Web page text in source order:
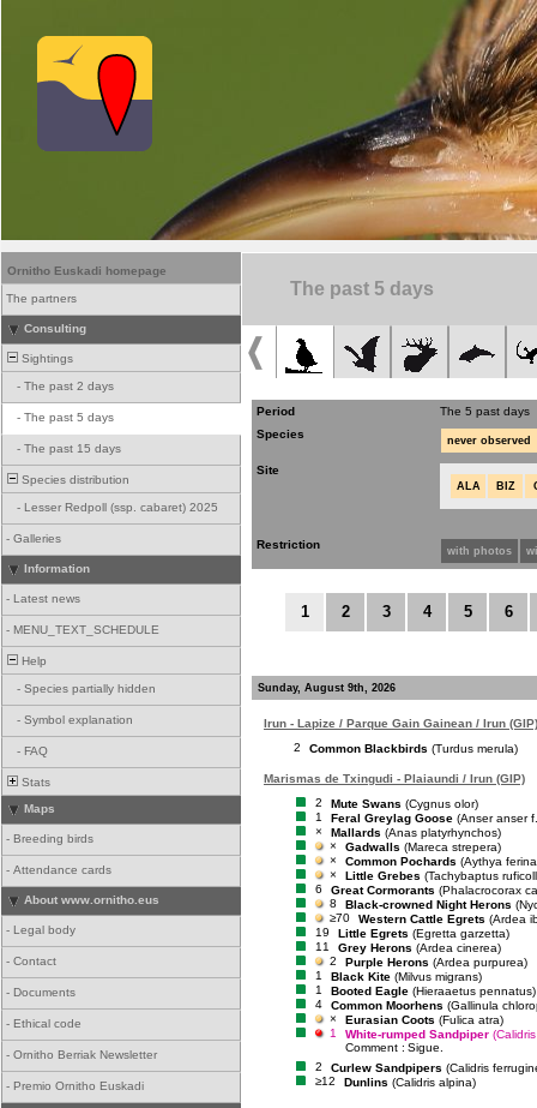
Ornitho Euskadi homepage
The partners
Consulting
Sightings
- The past 2 days
- The past 5 days
- The past 15 days
Species distribution
- Lesser Redpoll (ssp. cabaret) 2025
- Galleries
Information
- Latest news
- MENU_TEXT_SCHEDULE
Help
- Species partially hidden
- Symbol explanation
- FAQ
Stats
Maps
- Breeding birds
- Attendance cards
About www.ornitho.eus
- Legal body
- Contact
- Documents
- Ethical code
- Ornitho Berriak Newsletter
- Premio Ornitho Euskadi
The past 5 days
Period
The 5 past days
Species
never observed
Site
ALA BIZ
Restriction with photos
1 2 3 4 5 6
Sunday, August 9th, 2026
Irun - Lapize / Parque Gain Gainean / Irun (GIP)
2
Common Blackbirds (Turdus merula)
Marismas de Txingudi - Plaiaundi / Irun (GIP)
2
Mute Swans (Cygnus olor)
1
Feral Greylag Goose (Anser anser
×
Mallards (Anas platyrhynchos)
×
Gadwalls (Mareca strepera)
×
Common Pochards (Aythya
×
Little Grebes (Tachybaptus
6
Great Cormorants (Phalacrocorax
8
Black-crowned Night Herons
≥70
Western Cattle Egrets (Ardea
19
Little Egrets (Egretta garzetta)
11
Grey Herons (Ardea cinerea)
2
Purple Herons (Ardea purpurea)
1
Black Kite (Milvus migrans)
1
Booted Eagle (Hieraaetus pennatus)
4
Common Moorhens (Gallinula
×
Eurasian Coots (Fulica atra)
1
White-rumped Sandpiper
Comment : Sigue.
2
Curlew Sandpipers (Calidris
≥12
Dunlins (Calidris alpina)